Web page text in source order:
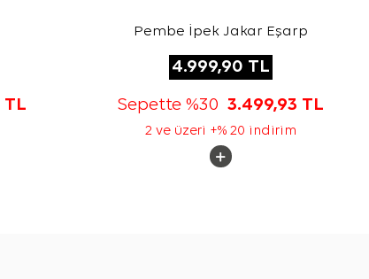
TL
Pembe İpek Jakar Eşarp
4.999,90 TL
Sepette %30 3.499,93 TL
2 ve üzeri +% 20 indirim